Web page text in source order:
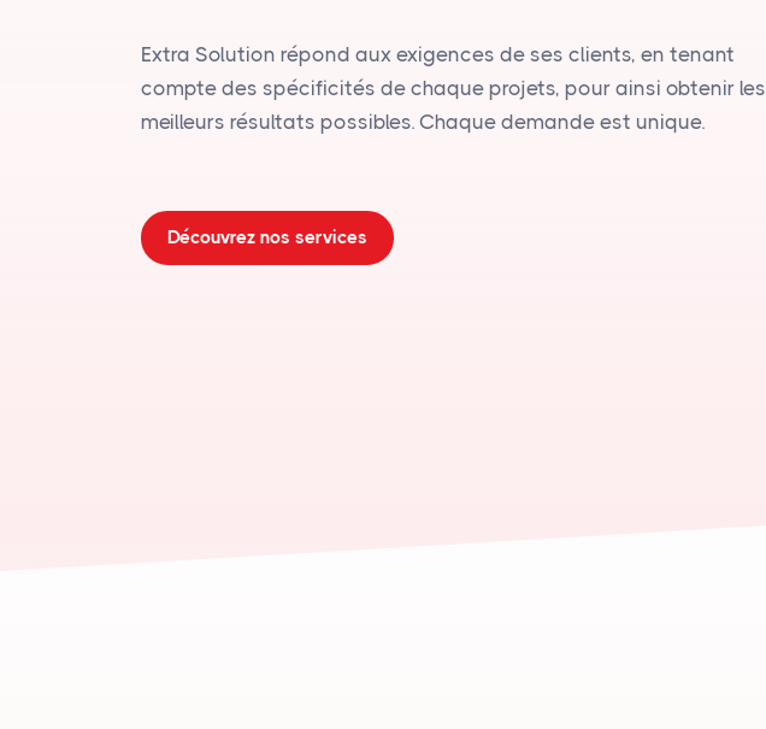
Extra Solution répond aux exigences de ses clients, en tenant
compte des spécificités de chaque projets, pour ainsi obtenir les
meilleurs résultats possibles. Chaque demande est unique.
Découvrez nos services